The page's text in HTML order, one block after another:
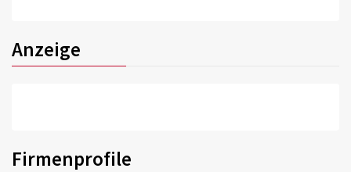
Anzeige
Firmenprofile